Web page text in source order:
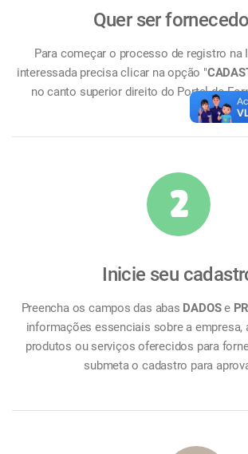
Quer ser
Para começar o processo de registro na
interessada precisa clicar na opção "
no canto superior direito do Portal do
2
Inicie seu
Preencha os campos das abas DADOSe
informações essenciais sobre a empresa,
produtos ou serviços oferecidos para
submeta o cadastro para